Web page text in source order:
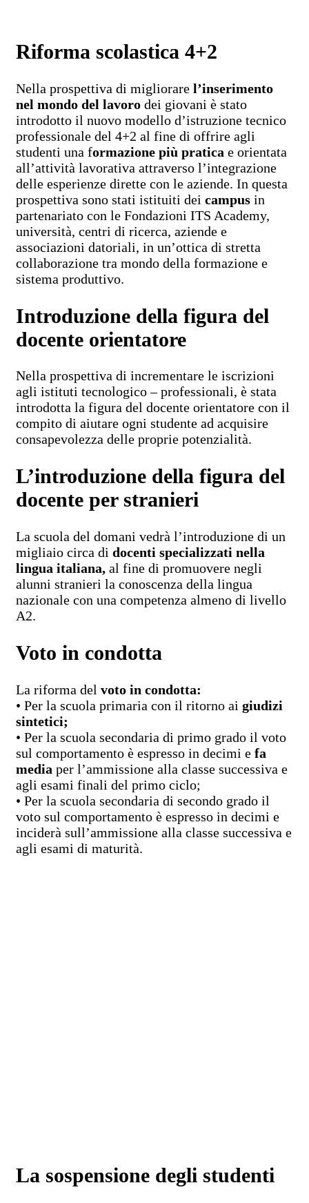
Riforma scolastica 4+2
Nella prospettiva di migliorare l’inserimento
nel mondo del lavoro dei giovani è stato
introdotto il nuovo modello d’istruzione tecnico
professionale del 4+2 al fine di offrire agli
studenti una formazione più pratica e orientata
all’attività lavorativa attraverso l’integrazione
delle esperienze dirette con le aziende. In questa
prospettiva sono stati istituiti dei campus in
partenariato con le Fondazioni ITS Academy,
università, centri di ricerca, aziende e
associazioni datoriali, in un’ottica di stretta
collaborazione tra mondo della formazione e
sistema produttivo.
Introduzione della figura del
docente orientatore
Nella prospettiva di incrementare le iscrizioni
agli istituti tecnologico – professionali, è stata
introdotta la figura del docente orientatore con il
compito di aiutare ogni studente ad acquisire
consapevolezza delle proprie potenzialità.
L’introduzione della figura del
docente per stranieri
La scuola del domani vedrà l’introduzione di un
migliaio circa di docenti specializzati nella
lingua italiana, al fine di promuovere negli
alunni stranieri la conoscenza della lingua
nazionale con una competenza almeno di livello
A2.
Voto in condotta
La riforma del voto in condotta:
• Per la scuola primaria con il ritorno ai giudizi
sintetici;
• Per la scuola secondaria di primo grado il voto
sul comportamento è espresso in decimi e fa
media per l’ammissione alla classe successiva e
agli esami finali del primo ciclo;
• Per la scuola secondaria di secondo grado il
voto sul comportamento è espresso in decimi e
inciderà sull’ammissione alla classe successiva e
agli esami di maturità.
La sospensione degli studenti